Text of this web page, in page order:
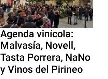
Agenda vinícola:
Malvasía, Novell,
Tasta Porrera, NaNo
y Vinos del Pirineo